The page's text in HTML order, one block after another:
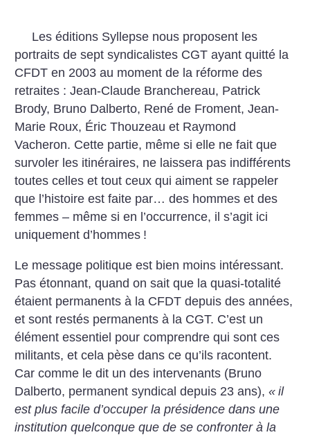
Les éditions Syllepse nous proposent les
portraits de sept syndicalistes CGT ayant quitté la
CFDT en 2003 au moment de la réforme des
retraites : Jean-Claude Branchereau, Patrick
Brody, Bruno Dalberto, René de Froment, Jean-
Marie Roux, Éric Thouzeau et Raymond
Vacheron. Cette partie, même si elle ne fait que
survoler les itinéraires, ne laissera pas indifférents
toutes celles et tout ceux qui aiment se rappeler
que l’histoire est faite par… des hommes et des
femmes – même si en l’occurrence, il s’agit ici
uniquement d’hommes !
Le message politique est bien moins intéressant.
Pas étonnant, quand on sait que la quasi-totalité
étaient permanents à la CFDT depuis des années,
et sont restés permanents à la CGT. C’est un
élément essentiel pour comprendre qui sont ces
militants, et cela pèse dans ce qu’ils racontent.
Car comme le dit un des intervenants (Bruno
Dalberto, permanent syndical depuis 23 ans),« il
est plus facile d’occuper la présidence dans une
institution quelconque que de se confronter à la